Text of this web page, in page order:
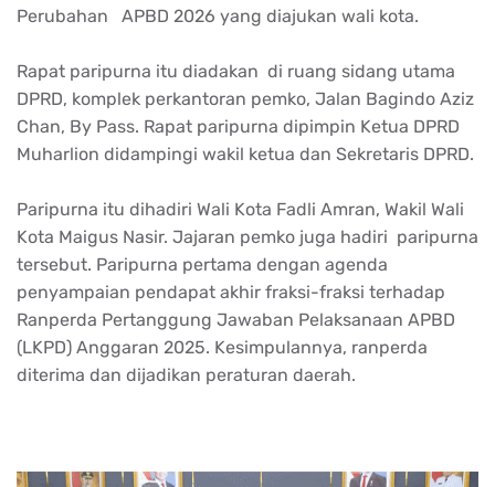
Perubahan APBD 2026 yang diajukan wali kota.
Rapat paripurna itu diadakan di ruang sidang utama
DPRD, komplek perkantoran pemko, Jalan Bagindo Aziz
Chan, By Pass. Rapat paripurna dipimpin Ketua DPRD
Muharlion didampingi wakil ketua dan Sekretaris DPRD.
Paripurna itu dihadiri Wali Kota Fadli Amran, Wakil Wali
Kota Maigus Nasir. Jajaran pemko juga hadiri paripurna
tersebut. Paripurna pertama dengan agenda
penyampaian pendapat akhir fraksi-fraksi terhadap
Ranperda Pertanggung Jawaban Pelaksanaan APBD
(LKPD) Anggaran 2025. Kesimpulannya, ranperda
diterima dan dijadikan peraturan daerah.